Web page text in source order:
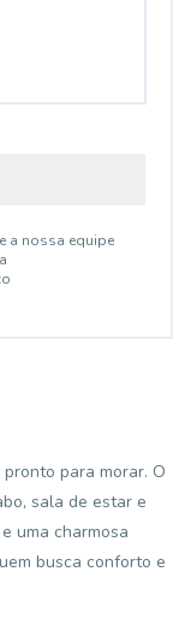
a nossa equipe
para morar. O
sala de estar e
uma charmosa
busca conforto e